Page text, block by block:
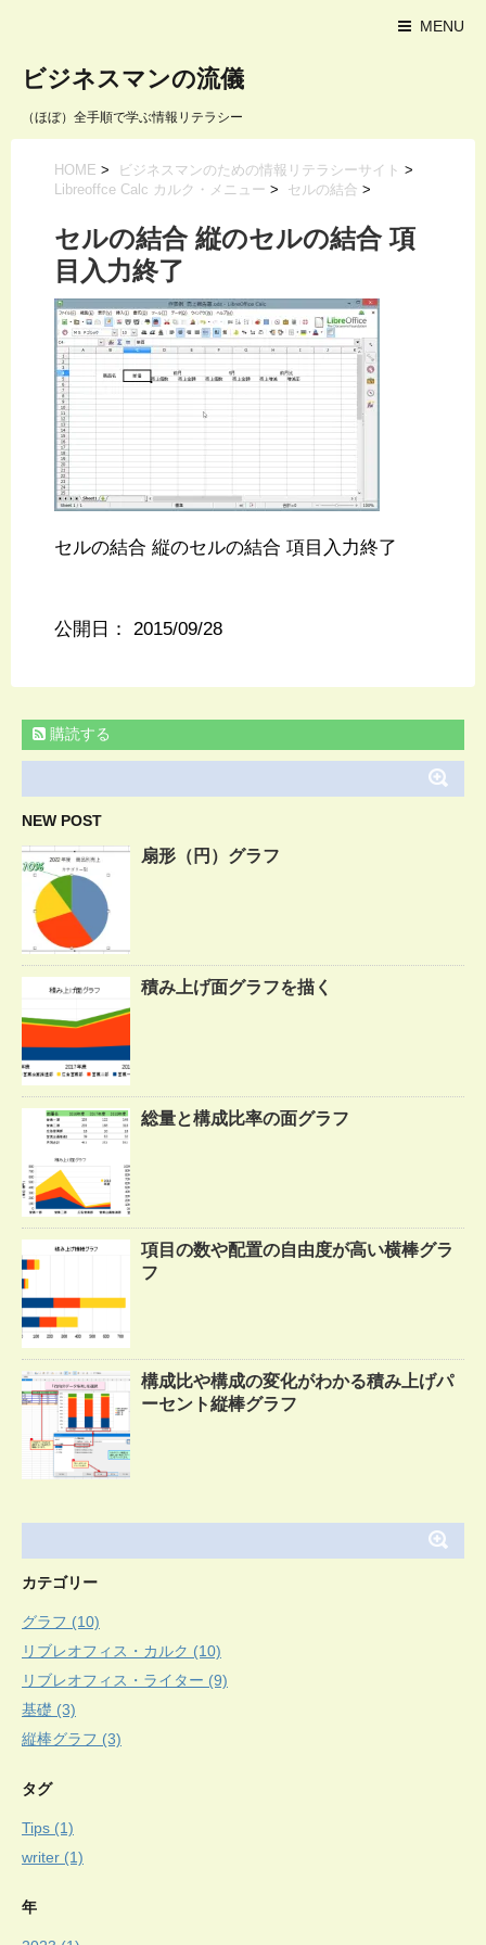
MENU
ビジネスマンの流儀
（ほぼ）全手順で学ぶ情報リテラシー
HOME > ビジネスマンのための情報リテラシーサイト >
Libreoffce Calc カルク・メニュー > セルの結合 >
セルの結合 縦のセルの結合 項
目入力終了
セルの結合 縦のセルの結合 項目入力終了
公開日： 2015/09/28
購読する
NEW POST
扇形（円）グラフ
積み上げ面グラフを描く
総量と構成比率の面グラフ
項目の数や配置の自由度が高い横棒グラ
フ
構成比や構成の変化がわかる積み上げパ
ーセント縦棒グラフ
カテゴリー
グラフ (10)
リブレオフィス・カルク (10)
リブレオフィス・ライター (9)
基礎 (3)
縦棒グラフ (3)
タグ
Tips (1)
writer (1)
年